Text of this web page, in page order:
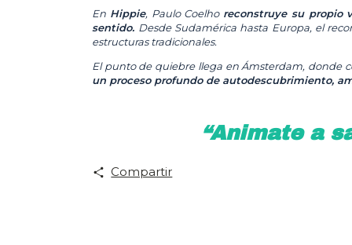
En Hippie, Paulo Coelho reconstruye su propio
sentido. Desde Sudamérica hasta Europa, el
estructuras tradicionales.
El punto de quiebre llega en Ámsterdam, donde
un proceso profundo de autodescubrimiento,
“Animate a
Compartir